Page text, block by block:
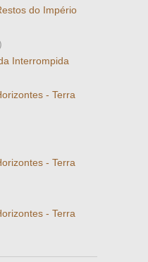
do Império
Interrompida
- Terra
- Terra
- Terra